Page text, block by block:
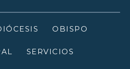
OBISPO
SERVICIOS